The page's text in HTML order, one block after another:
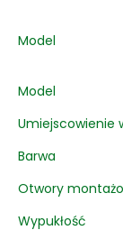
Model
Model
Umiejscowienie
Barwa
Otwory
Wypukłość